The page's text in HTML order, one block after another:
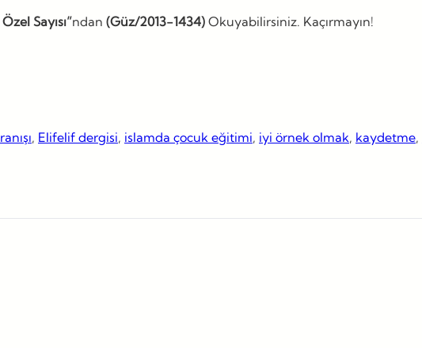
Sayısı”ndan (Güz/2013-1434) Okuyabilirsiniz. Kaçırmayın!
, Elifelif dergisi, islamda çocuk eğitimi, iyi örnek olmak, kaydetme,